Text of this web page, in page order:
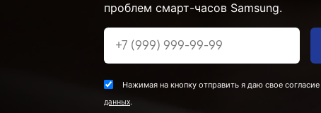
проблем смарт-часов Samsung.
Нажимая на кнопку отправить я даю свое
данных.